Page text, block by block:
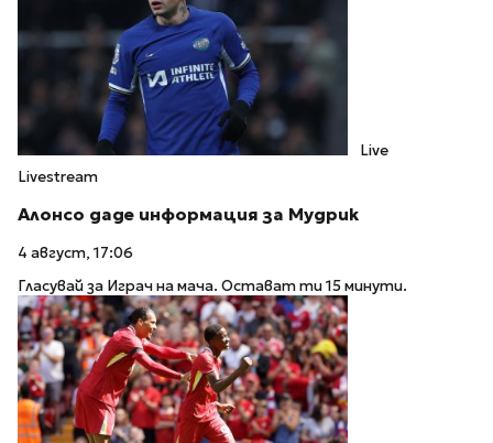
Live
Livestream
Алонсо даде информация за Мудрик
4 август, 17:06
Гласувай за Играч на мача. Остават ти 15 минути.